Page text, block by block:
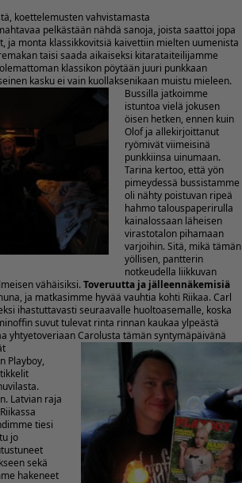
koettelemusten vahvistamasta
pelkästään nähdä sanoja, joista saattoi jopa
ja monta klassikkovitsiä kaivettiin mielten uumenista
taisi saada aikaiseksi kitarataiteilijamme
klassikon pöytään juuri punkkaan
kasku ei vain kuollaksenikaan muistu mieleen.
Bussilla jatkoimme
istuntoa vielä jokusen
öisen hetken, ennen kuin
Olof ja allekirjoittanut
ryömivät viimeisinä
punkkiinsa uinumaan.
Tarina kertoo, että yön
pimeydessä bussistamme
oli nähty poistuvan ripeä
hahmo talouspaperirulla
kainalossaan läheisen
virastotalon pihamaan
varjoihin. Sitä, mikä tämän
yöllisen, pantterin
notkeudella liikkuvan
vähäisiksi.Toveruutta ja jälleennäkemisiä
ja matkasimme hyvää vauhtia kohti Riikaa. Carl
ihastuttavasti seuraavalle huoltoasemalle, koska
suvut tulevat rinta rinnan kaukaa ylpeästä
yhtyetoveriaan Carolusta tämän syntymäpäivänä
Playboy,
Latvian raja
tiesi
jo
sekä
hakeneet